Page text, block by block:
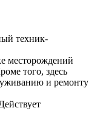
техник-
месторождений
того, здесь
и ремонту